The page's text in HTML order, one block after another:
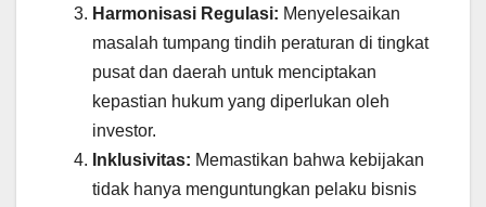
Harmonisasi Regulasi: Menyelesaikan
masalah tumpang tindih peraturan di tingkat
pusat dan daerah untuk menciptakan
kepastian hukum yang diperlukan oleh
investor.
Inklusivitas: Memastikan bahwa kebijakan
tidak hanya menguntungkan pelaku bisnis